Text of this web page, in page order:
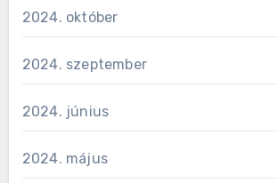
2024. október
2024. szeptember
2024. június
2024. május